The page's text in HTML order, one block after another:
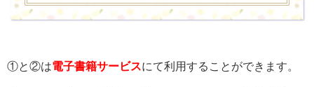
①と②は電子書籍サービスにて利用することができます。